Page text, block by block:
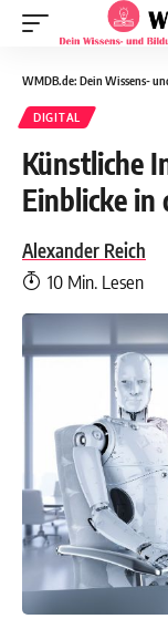
WMDB.de: Dein Wissens-
DIGITAL
Künstliche
Einblicke
Alexander Reich
10 Min. Lesen